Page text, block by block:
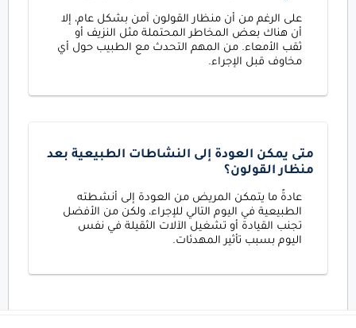
على الرغم من أن منظار القولون آمن بشكل عام، إلا
أن هناك بعض المخاطر المحتملة مثل النزيف أو
ثقب الأمعاء. من المهم التحدث مع الطبيب حول أي
مخاوف قبل الإجراء.
متى يمكن العودة إلى النشاطات الطبيعية بعد
منظار القولون؟
عادةً ما يتمكن المريض من العودة إلى أنشطته
الطبيعية في اليوم التالي للإجراء، ولكن من الأفضل
تجنب القيادة أو تشغيل الآلات الثقيلة في نفس
اليوم بسبب تأثير المهدئات.